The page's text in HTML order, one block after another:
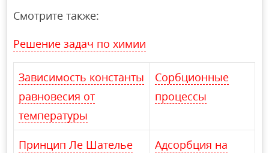
Смотрите также:
Решение задач по химии
Зависимость константы
равновесия от
температуры
Сорбционные
процессы
Принцип Ле Шателье
Адсорбция на